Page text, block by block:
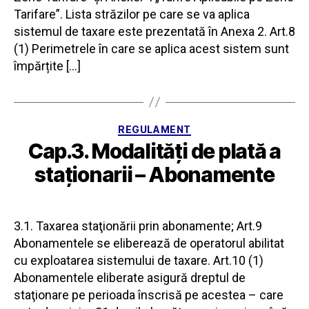
Tarifare”. Lista străzilor pe care se va aplica
sistemul de taxare este prezentată în Anexa 2. Art.8
(1) Perimetrele în care se aplica acest sistem sunt
împărțite […]
Categorii
REGULAMENT
Cap.3. Modalităţi de plată a
staţionarii – Abonamente
3.1. Taxarea staţionării prin abonamente; Art.9
Abonamentele se eliberează de operatorul abilitat
cu exploatarea sistemului de taxare. Art.10 (1)
Abonamentele eliberate asigură dreptul de
staţionare pe perioada înscrisă pe acestea – care